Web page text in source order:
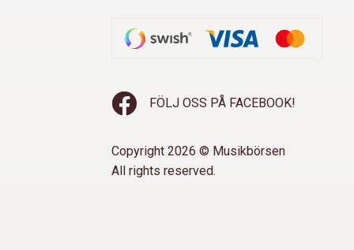
FÖLJ OSS PÅ FACEBOOK!
Copyright 2026 © Musikbörsen
All rights reserved.